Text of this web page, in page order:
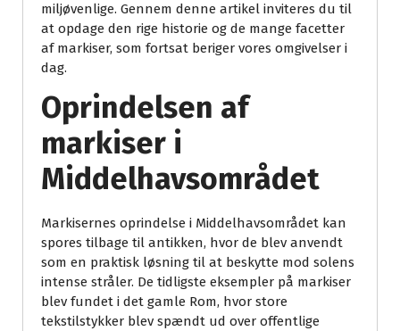
miljøvenlige. Gennem denne artikel inviteres du til
at opdage den rige historie og de mange facetter
af markiser, som fortsat beriger vores omgivelser i
dag.
Oprindelsen af
markiser i
Middelhavsområdet
Markisernes oprindelse i Middelhavsområdet kan
spores tilbage til antikken, hvor de blev anvendt
som en praktisk løsning til at beskytte mod solens
intense stråler. De tidligste eksempler på markiser
blev fundet i det gamle Rom, hvor store
tekstilstykker blev spændt ud over offentlige